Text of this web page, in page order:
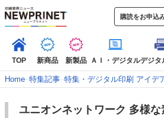
購読をお申込
TOP 新商品 新製品 ＡＩ・デジタルデジタ
インデックス
Home–特集記事–特集・デジタル印刷 アイデ
ユニオンネットワーク 多様